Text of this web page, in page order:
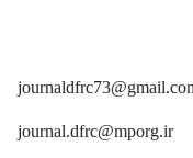
journal.dfrc@mporg.ir